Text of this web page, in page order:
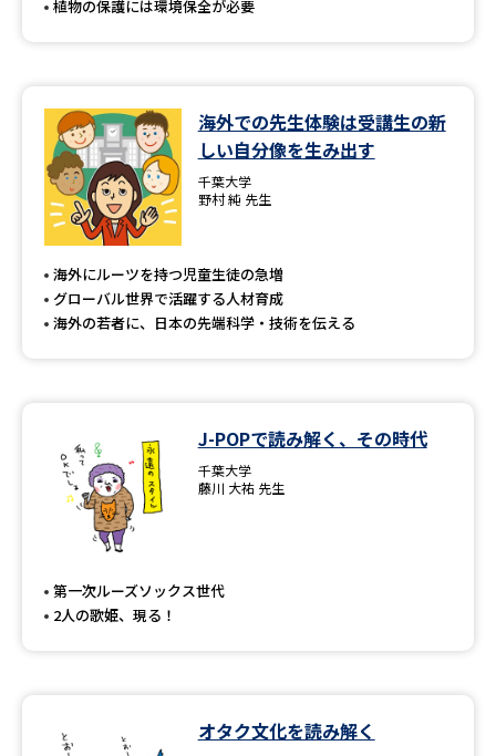
植物の保護には環境保全が必要
海外での先生体験は受講生の新
しい自分像を生み出す
千葉大学
野村 純 先生
海外にルーツを持つ児童生徒の急増
グローバル世界で活躍する人材育成
海外の若者に、日本の先端科学・技術を伝える
J-POPで読み解く、その時代
千葉大学
藤川 大祐 先生
第一次ルーズソックス世代
2人の歌姫、現る！
オタク文化を読み解く